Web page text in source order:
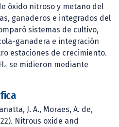
óxido nitroso y metano del
ganaderos e integrados del
sistemas de cultivo,
ganadera e integración
estaciones de crecimiento.
se midieron mediante
J. A., Moraes, A. de,
Nitrous oxide and